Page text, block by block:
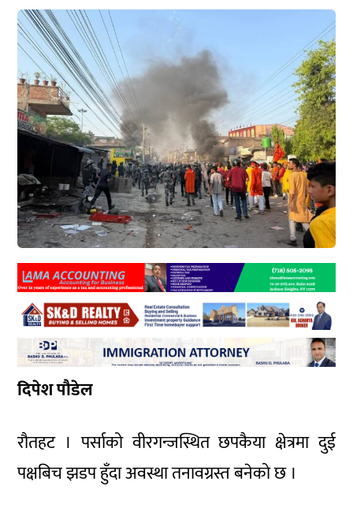
दिपेश पौडेल
रौतहट । पर्साको वीरगन्जस्थित छपकैया क्षेत्रमा दुई
पक्षबिच झडप हुँदा अवस्था तनावग्रस्त बनेको छ ।